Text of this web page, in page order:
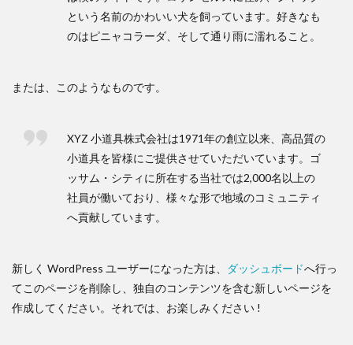
という名前のかわいい犬を飼っています。好きなも
のはピニャコラーダ、そして通り雨に濡れること。
または、このようなものです。
XYZ 小道具株式会社は1971年の創立以来、高品質の
小道具を皆様にご提供させていただいています。ゴ
ッサム・シティに所在する当社では2,000名以上の
社員が働いており、様々な形で地域のコミュニティ
へ貢献しています。
新しく WordPress ユーザーになった方は、 ダッシュボードへ行っ
てこのページを削除し、独自のコンテンツを含む新しいページを
作成してください。それでは、お楽しみください !